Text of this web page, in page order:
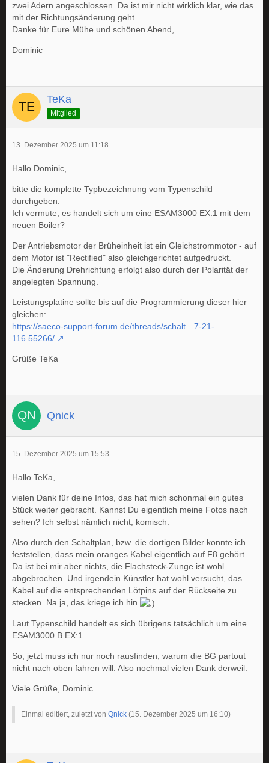
zwei Adern angeschlossen. Da ist mir nicht wirklich klar, wie das
mit der Richtungsänderung geht.
Danke für Eure Mühe und schönen Abend,
Dominic
TeKa
Mitglied
13. Dezember 2025 um 11:18
Hallo Dominic,
bitte die komplette Typbezeichnung vom Typenschild
durchgeben.
Ich vermute, es handelt sich um eine ESAM3000 EX:1 mit dem
neuen Boiler?
Der Antriebsmotor der Brüheinheit ist ein Gleichstrommotor - auf
dem Motor ist "Rectified" also gleichgerichtet aufgedruckt.
Die Änderung Drehrichtung erfolgt also durch der Polarität der
angelegten Spannung.
Leistungsplatine sollte bis auf die Programmierung dieser hier
gleichen:
https://saeco-support-forum.de/threads/schalt…7-21-
116.55266/
Grüße TeKa
Qnick
15. Dezember 2025 um 15:53
Hallo TeKa,
vielen Dank für deine Infos, das hat mich schonmal ein gutes
Stück weiter gebracht. Kannst Du eigentlich meine Fotos nach
sehen? Ich selbst nämlich nicht, komisch.
Also durch den Schaltplan, bzw. die dortigen Bilder konnte ich
feststellen, dass mein oranges Kabel eigentlich auf F8 gehört.
Da ist bei mir aber nichts, die Flachsteck-Zunge ist wohl
abgebrochen. Und irgendein Künstler hat wohl versucht, das
Kabel auf die entsprechenden Lötpins auf der Rückseite zu
stecken. Na ja, das kriege ich hin
Laut Typenschild handelt es sich übrigens tatsächlich um eine
ESAM3000.B EX:1.
So, jetzt muss ich nur noch rausfinden, warum die BG partout
nicht nach oben fahren will. Also nochmal vielen Dank derweil.
Viele Grüße, Dominic
Einmal editiert, zuletzt von Qnick (15. Dezember 2025 um 16:10)